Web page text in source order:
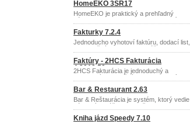
HomeEKO 3SR17
HomeEKO je praktický a prehľadný
nástroj pre evidenciu (nielen) financií
domácnosti.
Fakturky 7.2.4
Jednoducho vyhotoví faktúru, dodací list,
pokladničný doklad bez zvláštnych
nárokov na znalosť výpočtovej techniky.
Faktúry - 2HCS Fakturácia
4.2019.59
2HCS Fakturácia je jednoduchý a
prehľadný fakturačný program, ktorý
poskytuje všetko potrebné na
spracovanie dokladov malej firmy alebo
živnostníka.
Bar & Restaurant 2.63
Bar & Reštaurácia je systém, ktorý vedie
zákaznícke účty, pokladňu a sklad
kdekoľvek, kde je zariadenie barového
typu.
Kniha jázd Speedy 7.10